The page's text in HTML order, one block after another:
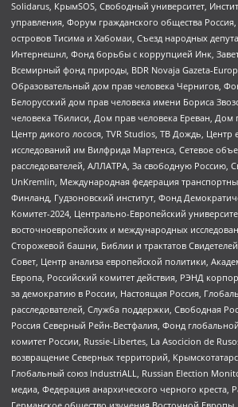
Solidarus, КрымSOS, Свободный университет,
управления, Форум гражданского общества
островов Тисима и Хабомаи, Съезд народных
Интернешнл, Фонд борьбы с коррупцией Инк, Завет
Всемирный фонд природы, BDR Novaja Gazeta-
Образовательный дом прав человека Чернигов,
Белорусский дом прав человека имени Бориса
человека Тбилиси, Дом прав человека Ереван, Дом
Центр дикого лосося, TVR Studios, ТВ Дождь, Центр
исследований им Вилфрида Мартенса, Сетевое
расследователей, АЛЛАТРА, За свободную Россию,
UnKremlin, Международная федерация
Финланд, Гудзоновский институт, Фонд
Комитет-2024, Центрально-Европейский
восточноевропейских и международных
Сторожевой башни, Библии и трактатов
Совет, Центр анализа европейской политики,
Европа, Российский комитет действия, РЭНД
за демократию в России, Настоящая Россия,
расследователей, Служба поддержки, Свободная
Россия Северный Рейн-Вестфалия, Фонд
комитет России, Russie-Libertes, La Asocicion de
возвращение Северных территорий,
Глобальный союз IndustriALL, Russian Election
медиа, Федерация анархического черного креста,